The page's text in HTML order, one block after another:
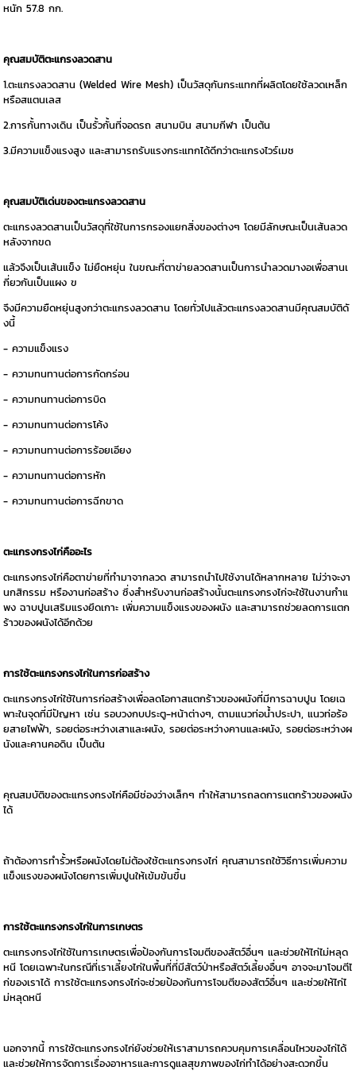
หนัก 57.8 กก.
คุณสมบัติตะแกรงลวดสาน
1.ตะแกรงลวดสาน (Welded Wire Mesh) เป็นวัสดุกันกระแทกที่ผลิตโดยใช้ลวดเหล็ก
หรือสแตนเลส
2.การกั้นทางเดิน เป็นรั้วกั้นที่จอดรถ สนามบิน สนามกีฬา เป็นต้น
3.มีความแข็งแรงสูง และสามารถรับแรงกระแทกได้ดีกว่าตะแกรงไวร์เมช
คุณสมบัติเด่นของตะแกรงลวดสาน
ตะแกรงลวดสานเป็นวัสดุที่ใช้ในการกรองแยกสิ่งของต่างๆ โดยมีลักษณะเป็นเส้นลวด
หลังจากขด
แล้วจึงเป็นเส้นแข็ง ไม่ยืดหยุ่น ในขณะที่ตาข่ายลวดสานเป็นการนำลวดมางอเพื่อสานเ
กี่ยวกันเป็นแผง ฃ
จึงมีความยืดหยุ่นสูงกว่าตะแกรงลวดสาน โดยทั่วไปแล้วตะแกรงลวดสานมีคุณสมบัติดั
งนี้
- ความแข็งแรง
- ความทนทานต่อการกัดกร่อน
- ความทนทานต่อการบิด
- ความทนทานต่อการโค้ง
- ความทนทานต่อการร้อยเอียง
- ความทนทานต่อการหัก
- ความทนทานต่อการฉีกขาด
ตะแกรงกรงไก่คืออะไร
ตะแกรงกรงไก่คือตาข่ายที่ทำมาจากลวด สามารถนำไปใช้งานได้หลากหลาย ไม่ว่าจะงา
นกสิกรรม หรืองานก่อสร้าง ซึ่งสำหรับงานก่อสร้างนั้นตะแกรงกรงไก่จะใช้ในงานกำแ
พง ฉาบปูนเสริมแรงยึดเกาะ เพิ่มความแข็งแรงของผนัง และสามารถช่วยลดการแตก
ร้าวของผนังได้อีกด้วย
การใช้ตะแกรงกรงไก่ในการก่อสร้าง
ตะแกรงกรงไก่ใช้ในการก่อสร้างเพื่อลดโอกาสแตกร้าวของผนังที่มีการฉาบปูน โดยเฉ
พาะในจุดที่มีปัญหา เช่น รอบวงกบประตู-หน้าต่างๆ, ตามแนวท่อน้ำประปา, แนวท่อร้อ
ยสายไฟฟ้า, รอยต่อระหว่างเสาและผนัง, รอยต่อระหว่างคานและผนัง, รอยต่อระหว่างผ
นังและคานคอดิน เป็นต้น
คุณสมบัติของตะแกรงกรงไก่คือมีช่องว่างเล็กๆ ทำให้สามารถลดการแตกร้าวของผนัง
ได้
ถ้าต้องการทำรั้วหรือผนังโดยไม่ต้องใช้ตะแกรงกรงไก่ คุณสามารถใช้วิธีการเพิ่มความ
แข็งแรงของผนังโดยการเพิ่มปูนให้เข้มข้นขึ้น
การใช้ตะแกรงกรงไก่ในการเกษตร
ตะแกรงกรงไก่ใช้ในการเกษตรเพื่อป้องกันการโจมตีของสัตว์อื่นๆ และช่วยให้ไก่ไม่หลุด
หนี โดยเฉพาะในกรณีที่เราเลี้ยงไก่ในพื้นที่ที่มีสัตว์ป่าหรือสัตว์เลี้ยงอื่นๆ อาจจะมาโจมตีไ
ก่ของเราได้ การใช้ตะแกรงกรงไก่จะช่วยป้องกันการโจมตีของสัตว์อื่นๆ และช่วยให้ไก่ไ
ม่หลุดหนี
นอกจากนี้ การใช้ตะแกรงกรงไก่ยังช่วยให้เราสามารถควบคุมการเคลื่อนไหวของไก่ได้
และช่วยให้การจัดการเรื่องอาหารและการดูแลสุขภาพของไก่ทำได้อย่างสะดวกขึ้น